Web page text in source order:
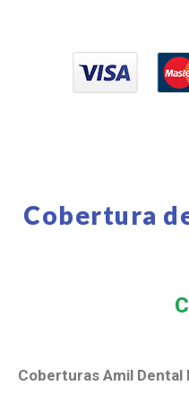
Cobertura
Coberturas Amil Dental